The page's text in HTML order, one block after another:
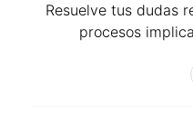
Resuelve tus dudas
procesos